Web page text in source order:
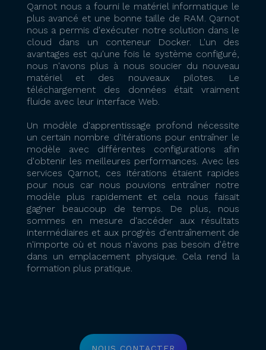
Qarnot nous a fourni le matériel informatique le
plus avancé et une bonne taille de RAM. Qarnot
nous a permis d'exécuter notre solution dans le
cloud dans un conteneur Docker. L'un des
avantages est qu'une fois le système configuré,
nous n'avons plus à nous soucier du nouveau
matériel et des nouveaux pilotes. Le
téléchargement des données était vraiment
fluide avec leur interface Web.
Un modèle d'apprentissage profond nécessite
un certain nombre d'itérations pour entraîner le
modèle avec différentes configurations afin
d'obtenir les meilleures performances. Avec les
services Qarnot, ces itérations étaient rapides
pour nous car nous pouvions entraîner notre
modèle plus rapidement et cela nous faisait
gagner beaucoup de temps. De plus, nous
sommes en mesure d'accéder aux résultats
intermédiaires et aux progrès d'entraînement de
n'importe où et nous n'avons pas besoin d'être
dans un emplacement physique. Cela rend la
formation plus pratique.